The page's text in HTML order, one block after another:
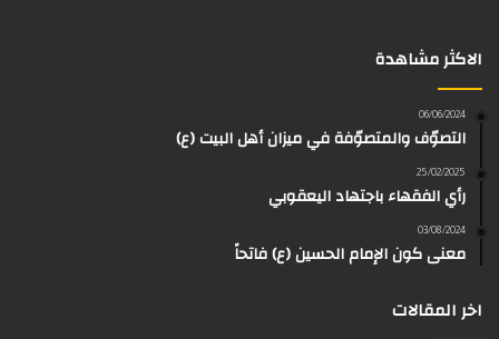
ب
م
الاكثر مشاهدة
06/06/2024
التصوّف والمتصوّفة في ميزان أهل البيت (ع)
25/02/2025
رأي الفقهاء باجتهاد اليعقوبي
03/08/2024
معنى كون الإمام الحسين (ع) فاتحاً
اخر المقالات